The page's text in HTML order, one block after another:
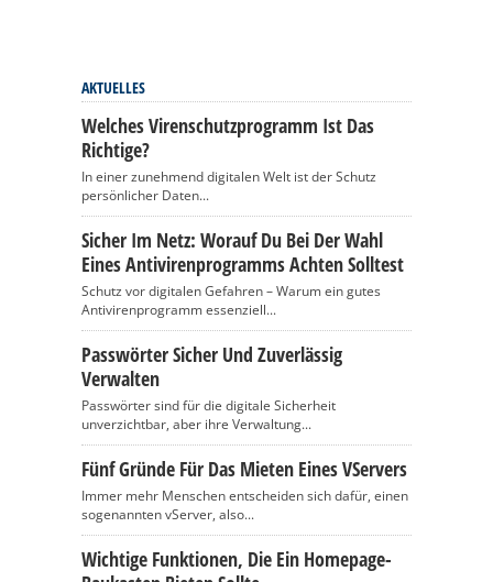
AKTUELLES
Welches Virenschutzprogramm Ist Das
Richtige?
In einer zunehmend digitalen Welt ist der Schutz
persönlicher Daten...
Sicher Im Netz: Worauf Du Bei Der Wahl
Eines Antivirenprogramms Achten Solltest
Schutz vor digitalen Gefahren – Warum ein gutes
Antivirenprogramm essenziell...
Passwörter Sicher Und Zuverlässig
Verwalten
Passwörter sind für die digitale Sicherheit
unverzichtbar, aber ihre Verwaltung...
Fünf Gründe Für Das Mieten Eines VServers
Immer mehr Menschen entscheiden sich dafür, einen
sogenannten vServer, also...
Wichtige Funktionen, Die Ein Homepage-